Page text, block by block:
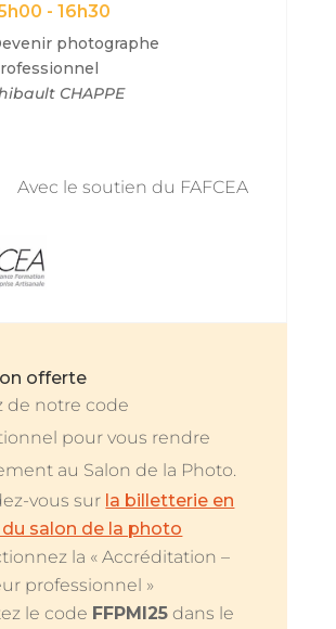
- 16h30
photographe
CHAPPE
Avec le soutien du FAFCEA
offerte
de notre code
pour vous rendre
au Salon de la Photo.
vous sur la billetterie en
salon de la photo
la « Accréditation –
professionnel »
le code FFPMI25 dans le